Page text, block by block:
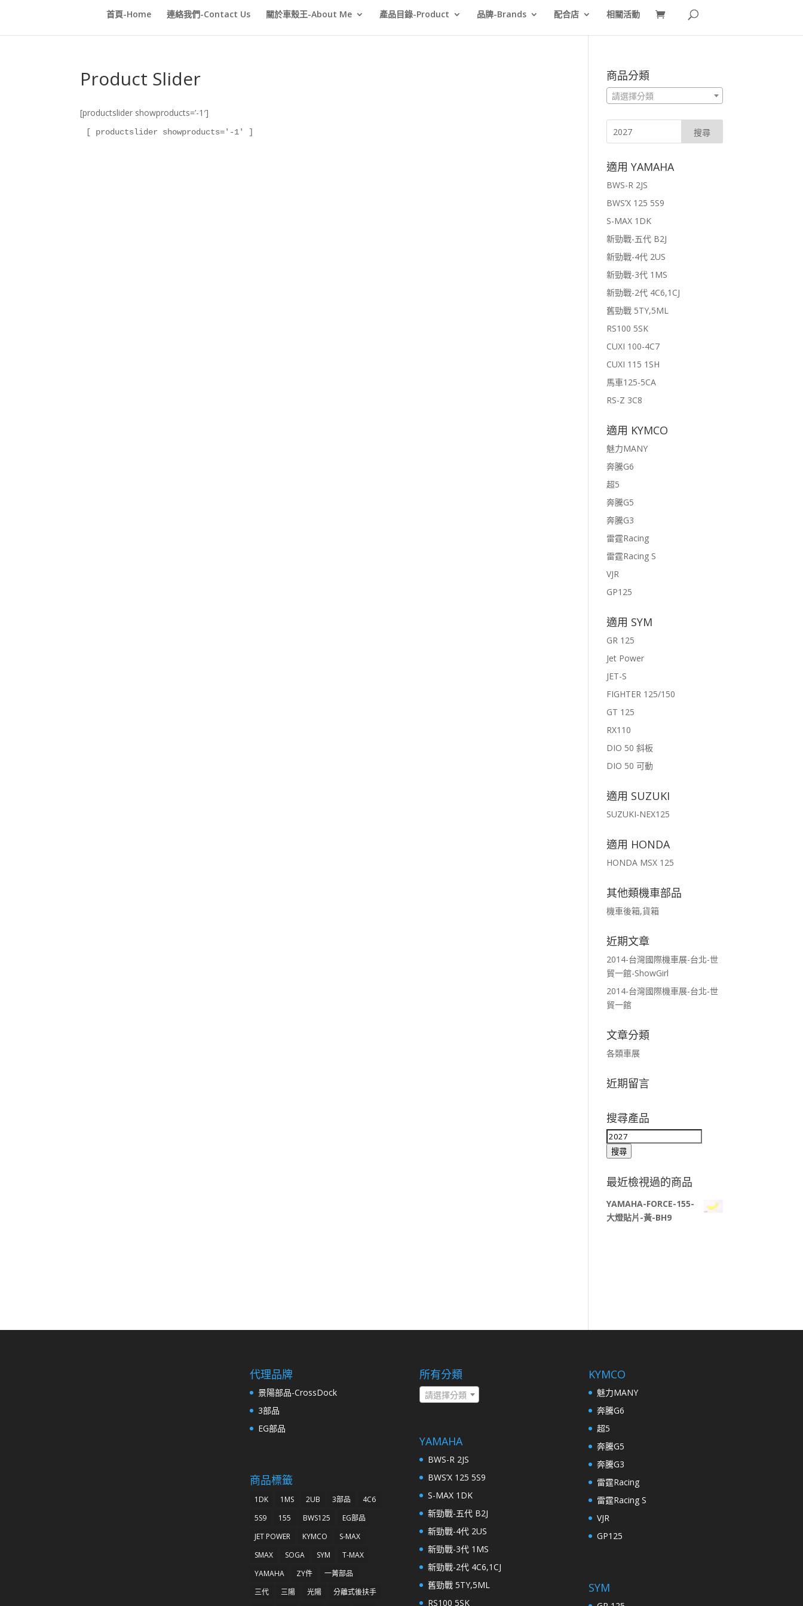
首頁-Home 連絡我們-Contact Us 關於車殼王-About Me 產品目錄-Product 品牌-Brands 配合店 相關活動
Product Slider
[productslider showproducts=’-1′]
[ productslider showproducts='-1' ]
商品分類
請選擇分類
適用 YAMAHA
BWS-R 2JS
BWS’X 125 5S9
S-MAX 1DK
新勁戰-五代 B2J
新勁戰-4代 2US
新勁戰-3代 1MS
新勁戰-2代 4C6,1CJ
舊勁戰 5TY,5ML
RS100 5SK
CUXI 100-4C7
CUXI 115 1SH
馬車125-5CA
RS-Z 3C8
適用 KYMCO
魅力MANY
奔騰G6
超5
奔騰G5
奔騰G3
雷霆Racing
雷霆Racing S
VJR
GP125
適用 SYM
GR 125
Jet Power
JET-S
FIGHTER 125/150
GT 125
RX110
DIO 50 斜板
DIO 50 可動
適用 SUZUKI
SUZUKI-NEX125
適用 HONDA
HONDA MSX 125
其他類機車部品
機車後箱,貨箱
近期文章
2014-台灣國際機車展-台北-世
貿一館-ShowGirl
2014-台灣國際機車展-台北-世
貿一館
文章分類
各類車展
近期留言
搜尋產品
搜
尋
鍵
字:
搜尋
最近檢視過的商品
YAMAHA-FORCE-155-
大燈貼片-黃-BH9
代理品牌
景陽部品-CrossDock
3部品
EG部品
商品標籤
1DK 1MS 2UB 3部品
4C6
5S9
155 BWS125
EG部品
JET POWER
KYMCO
S-MAX
SMAX
SOGA SYM
T-MAX
YAMAHA
ZY件
一菁部品
三代
三陽 光陽
分離式後扶手
所有分類
請選擇分類
YAMAHA
BWS-R 2JS
BWS’X 125 5S9
S-MAX 1DK
新勁戰-五代 B2J
新勁戰-4代 2US
新勁戰-3代 1MS
新勁戰-2代 4C6,1CJ
舊勁戰 5TY,5ML
RS100 5SK
KYMCO
魅力MANY
奔騰G6
超5
奔騰G5
奔騰G3
雷霆Racing
雷霆Racing S
VJR
GP125
SYM